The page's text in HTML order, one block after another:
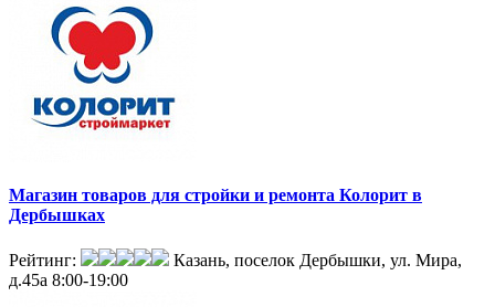
Магазин товаров для стройки и ремонта Колорит в
Дербышках
Рейтинг:
Казань, поселок Дербышки, ул. Мира,
д.45а 8:00-19:00